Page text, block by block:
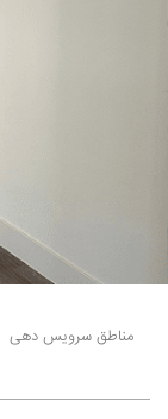
مناطق سرویس دهی